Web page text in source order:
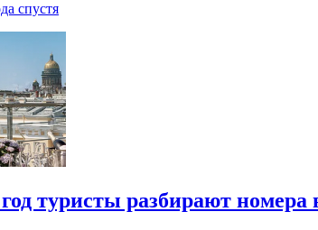
спустя
туристы разбирают номера